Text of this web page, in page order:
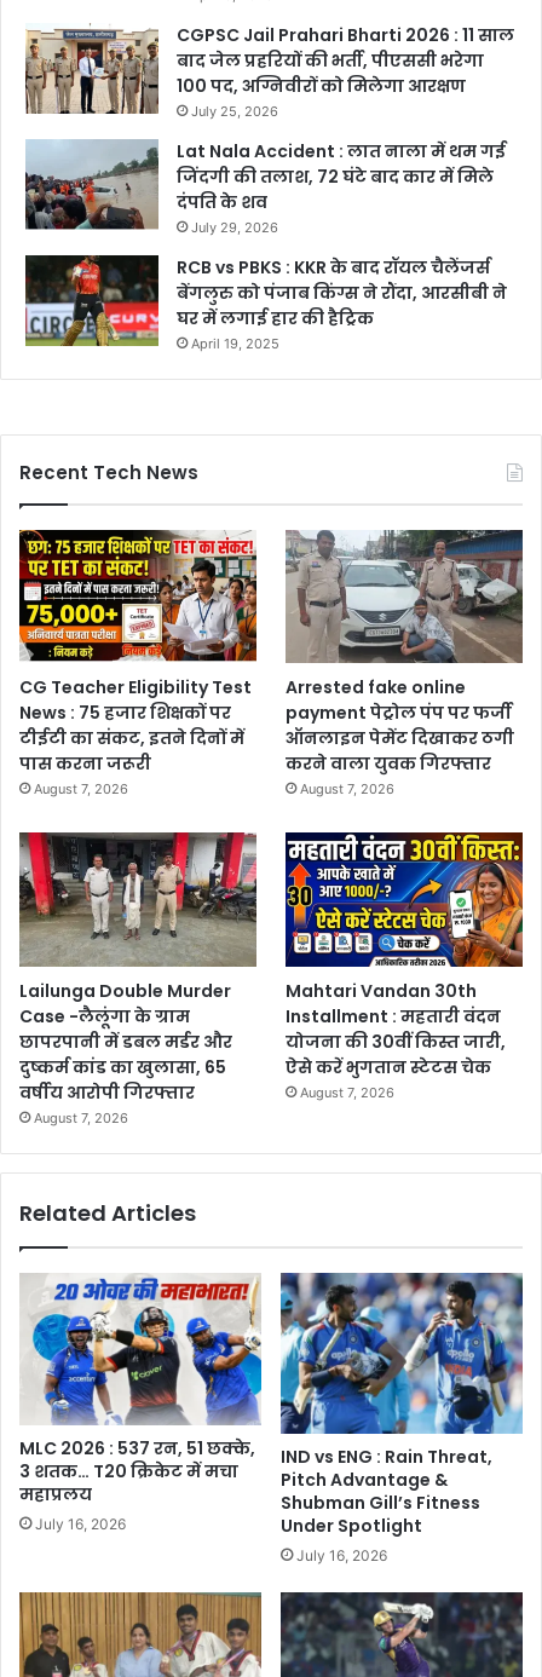
CGPSC Jail Prahari Bharti 2026 : 11 साल
बाद जेल प्रहरियों की भर्ती, पीएससी भरेगा
100 पद, अग्निवीरों को मिलेगा आरक्षण
July 25, 2026
Lat Nala Accident : लात नाला में थम गई
जिंदगी की तलाश, 72 घंटे बाद कार में मिले
दंपति के शव
July 29, 2026
RCB vs PBKS : KKR के बाद रॉयल चैलेंजर्स
बेंगलुरु को पंजाब किंग्स ने रौंदा, आरसीबी ने
घर में लगाई हार की हैट्रिक
April 19, 2025
Recent Tech News
CG Teacher Eligibility Test
News : 75 हजार शिक्षकों पर
टीईटी का संकट, इतने दिनों में
पास करना जरूरी
August 7, 2026
Arrested fake online
payment पेट्रोल पंप पर फर्जी
ऑनलाइन पेमेंट दिखाकर ठगी
करने वाला युवक गिरफ्तार
August 7, 2026
Lailunga Double Murder
Case -लैलूंगा के ग्राम
छापरपानी में डबल मर्डर और
दुष्कर्म कांड का खुलासा, 65
वर्षीय आरोपी गिरफ्तार
August 7, 2026
Mahtari Vandan 30th
Installment : महतारी वंदन
योजना की 30वीं किस्त जारी,
ऐसे करें भुगतान स्टेटस चेक
August 7, 2026
Related Articles
MLC 2026 : 537 रन, 51 छक्के,
3 शतक… T20 क्रिकेट में मचा
महाप्रलय
July 16, 2026
IND vs ENG : Rain Threat,
Pitch Advantage &
Shubman Gill’s Fitness
Under Spotlight
July 16, 2026